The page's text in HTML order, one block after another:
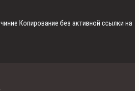
Копирование без активной ссылки на